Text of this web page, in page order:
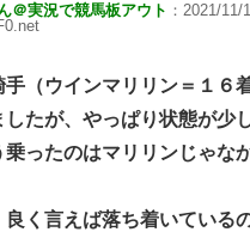
＠実況で競馬板アウト ：2021/
手（ウインマリリン＝１６
したが、やっぱり状態が少
乗ったのはマリリンじゃな
良く言えば落ち着いている